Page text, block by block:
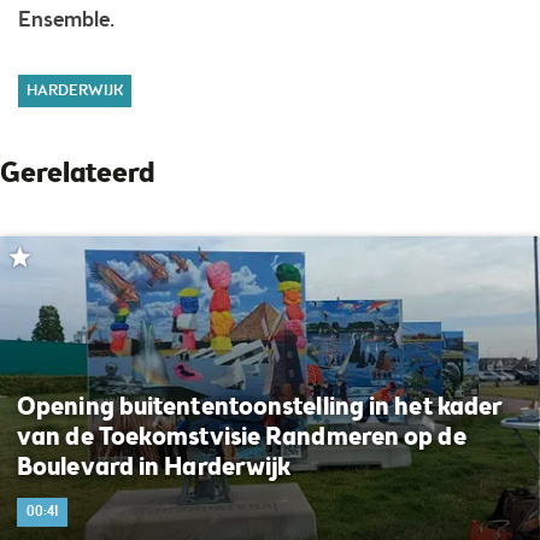
Ensemble.
HARDERWIJK
Gerelateerd
Opening buitententoonstelling in het kader
van de Toekomstvisie Randmeren op de
Boulevard in Harderwijk
00:41